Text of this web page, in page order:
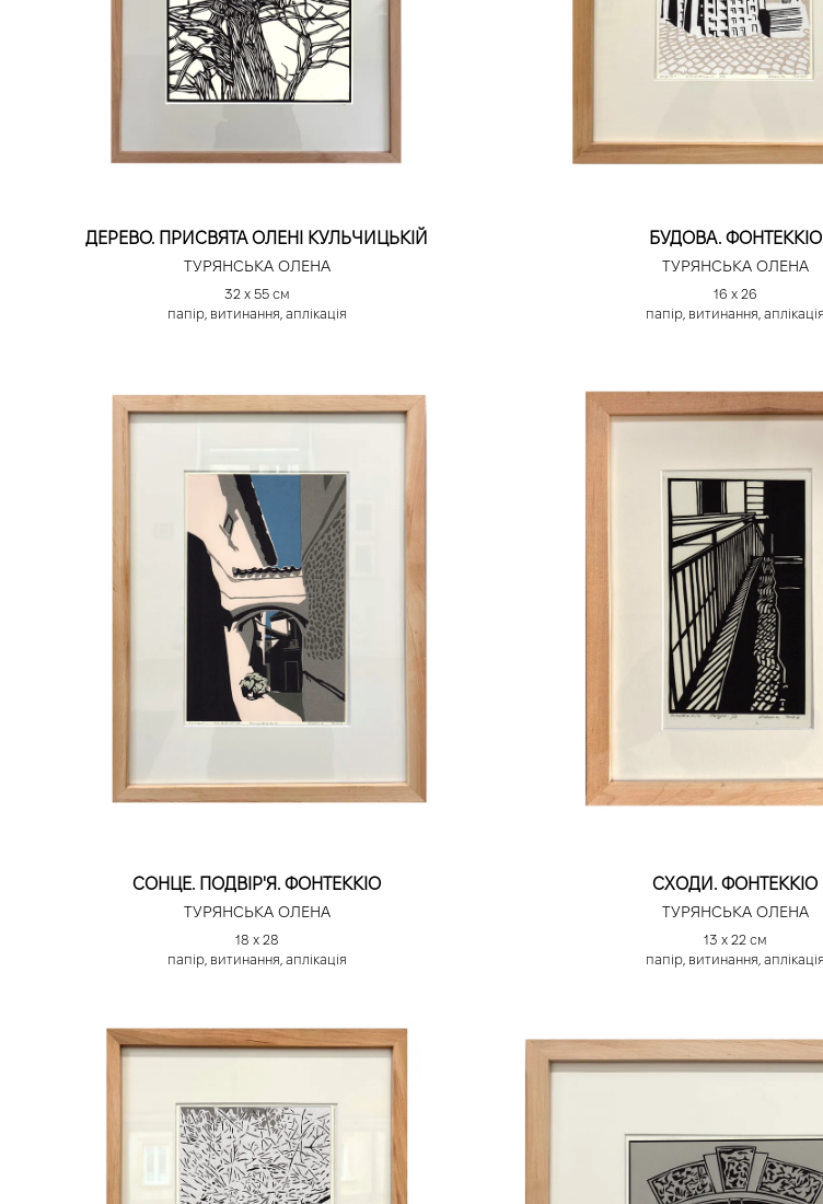
ДЕРЕВО. ПРИСВЯТА ОЛЕНІ КУЛЬЧИЦЬКІЙ
ТУРЯНСЬКА ОЛЕНА
32 х 55 см
папір, витинання, аплікація
БУДОВА. ФОНТЕККІО
ТУРЯНСЬКА ОЛЕНА
16 х 26
папір, витинання, аплікація
СОНЦЕ. ПОДВІР'Я. ФОНТЕККІО
ТУРЯНСЬКА ОЛЕНА
18 х 28
папір, витинання, аплікація
СХОДИ. ФОНТЕККІО
ТУРЯНСЬКА ОЛЕНА
13 х 22 см
папір, витинання, аплікація